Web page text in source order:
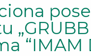
“IMAM